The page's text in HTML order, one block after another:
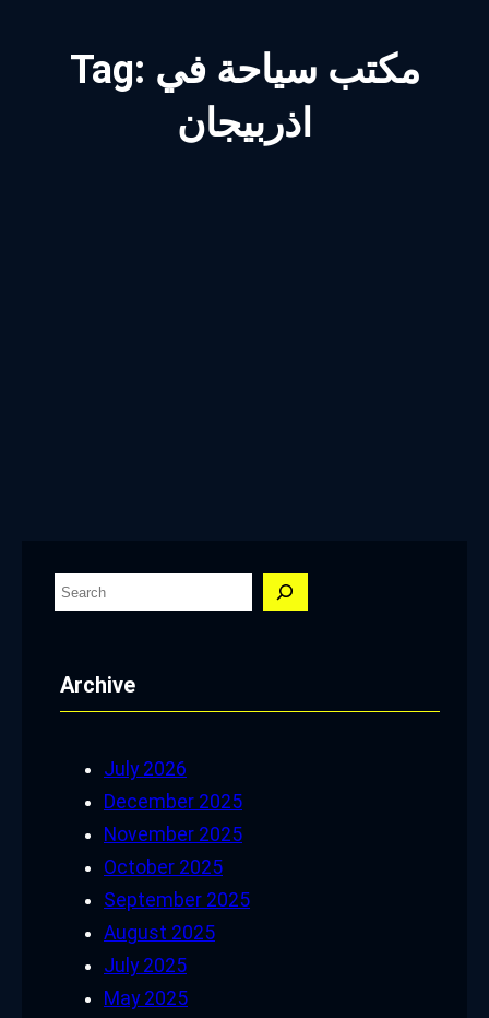
Tag: مكتب سياحة في
اذربيجان
S
rArchive
July 2026
December 2025
November 2025
October 2025
September 2025
August 2025
July 2025
May 2025